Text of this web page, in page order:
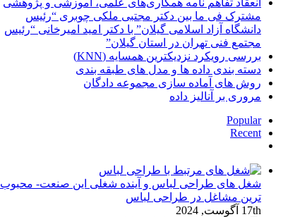
مشترک فی ما بین دکتر مجتبی ملکی چوبری “رئیس
دانشگاه آزاد اسلامی گیلان” با دکتر امید امیرخانی “رئیس
مجتمع فنی تهران در استان گیلان”
بررسی رویکرد نزدیکترین همسایه (KNN)
دسته‌ بندی داده‌ ها و مدل‌ های طبقه‌ بندی
روش های آماده سازی مجموعه دادگان
مروری بر آنالیز داده
Popular
Recent
شغل های طراحی لباس و آینده شغلی این صنعت- محبوب
ترین مشاغل در طراحی لباس
17th آگوست, 2024